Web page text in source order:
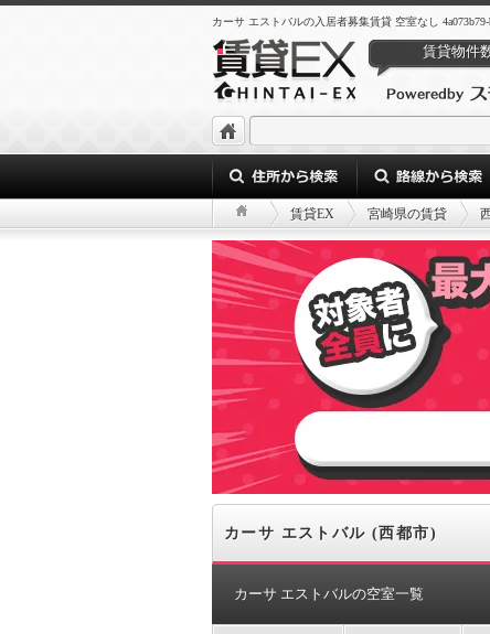
カーサ エストバルの入居者募集賃貸 空室なし 4a073b79-
賃貸物件
賃貸EX 宮崎県の賃貸
カーサ エストバル (西都市)
カーサ エストバルの空室一覧